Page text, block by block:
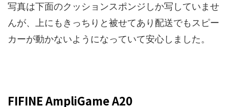
写真は下面のクッションスポンジしか写していませ
んが、上にもきっちりと被せてあり配送でもスピー
カーが動かないようになっていて安心しました。
FIFINE AmpliGame A20